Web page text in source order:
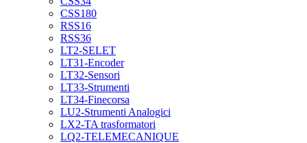
CSS180
RSS16
RSS36
LT2-SELET
LT31-Encoder
LT32-Sensori
LT33-Strumenti
LT34-Finecorsa
LU2-Strumenti Analogici
LX2-TA trasformatori
LQ2-TELEMECANIQUE